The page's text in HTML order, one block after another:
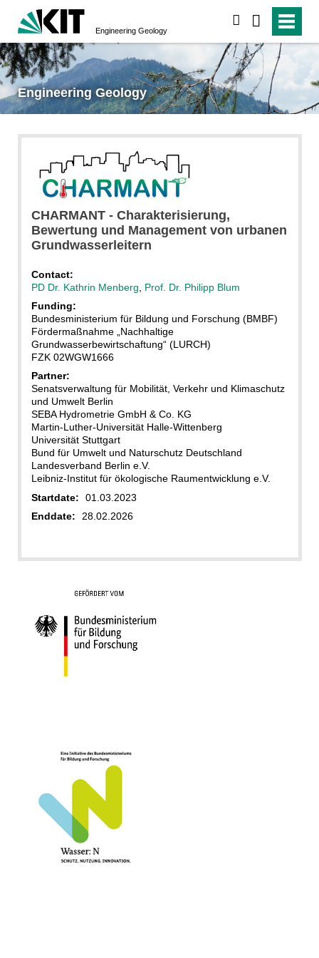
Engineering Geology
Engineering Geology
CHARMANT - Charakterisierung,
Bewertung und Management von urbanen
Grundwasserleitern
Contact:
PD Dr. Kathrin Menberg
Prof. Dr. Philipp Blum
Funding:
Bundesministerium für Bildung und Forschung (BMBF)
Fördermaßnahme „Nachhaltige
Grundwasserbewirtschaftung“ (LURCH)
FZK 02WGW1666
Partner:
Senatsverwaltung für Mobilität, Verkehr und Klimaschutz
und Umwelt Berlin
SEBA Hydrometrie GmbH & Co. KG
Martin-Luther-Universität Halle-Wittenberg
Universität Stuttgart
Bund für Umwelt und Naturschutz Deutschland
Landesverband Berlin e.V.
Leibniz-Institut für ökologische Raumentwicklung e.V.
Startdate:
01.03.2023
Enddate:
28.02.2026